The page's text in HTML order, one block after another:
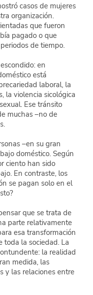
casos de mujeres
organización.
que fueron
pagado o que
de tiempo.
en
está
laboral, la
la violencia sicológica
Ese tránsito
muchas –no de
–en su gran
doméstico. Según
ciento han sido
En contraste, los
se pagan solo en el
que se trata de
parte relativamente
esa transformación
la sociedad. La
la realidad
medida, las
y las relaciones entre